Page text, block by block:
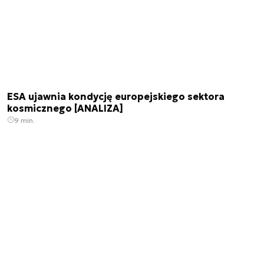
ESA ujawnia kondycję europejskiego sektora
kosmicznego [ANALIZA]
9 min.